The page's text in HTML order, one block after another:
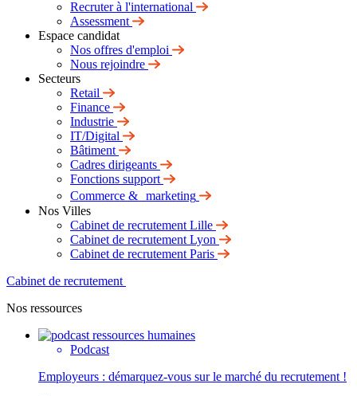
Recruter à l'international
Assessment
Espace candidat
Nos offres d'emploi
Nous rejoindre
Secteurs
Retail
Finance
Industrie
IT/Digital
Bâtiment
Cadres dirigeants
Fonctions support
Commerce & marketing
Nos Villes
Cabinet de recrutement Lille
Cabinet de recrutement Lyon
Cabinet de recrutement Paris
Cabinet de recrutement
Nos ressources
Podcast
Employeurs : démarquez-vous sur le marché du recrutement !